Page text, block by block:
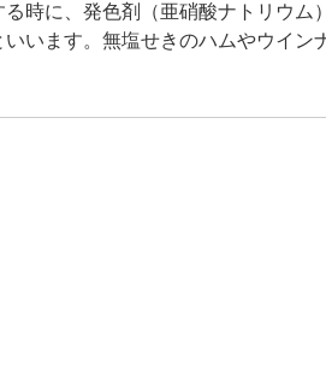
時に、発色剤（亜硝酸ナトリウ
います。無塩せきのハムやウイ